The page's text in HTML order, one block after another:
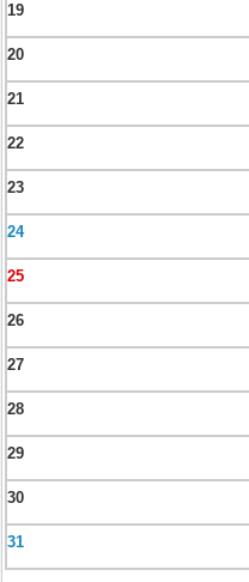
19
20
21
22
23
24
25
26
27
28
29
30
31